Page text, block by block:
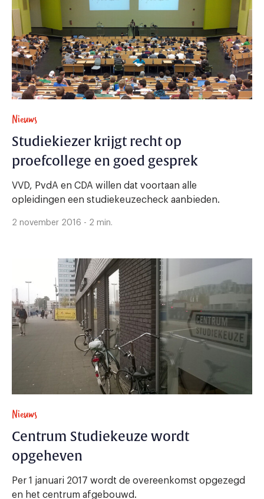
Nieuws
Studiekiezer krijgt recht op
proefcollege en goed gesprek
VVD, PvdA en CDA willen dat voortaan alle
opleidingen een studiekeuzecheck aanbieden.
2 november 2016 - 2 min.
Nieuws
Centrum Studiekeuze wordt
opgeheven
Per 1 januari 2017 wordt de overeenkomst opgezegd
en het centrum afgebouwd.